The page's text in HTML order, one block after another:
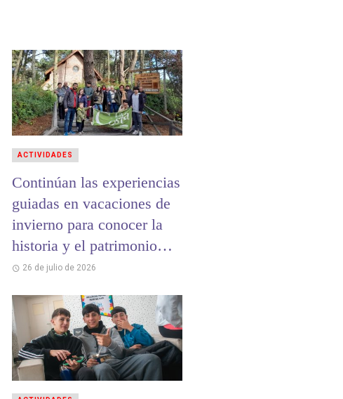
Continúan las experiencias
guiadas en vacaciones de
invierno para conocer la
historia y el patrimonio
cultural de La Costa
26 de julio de 2026
ACTIVIDADES